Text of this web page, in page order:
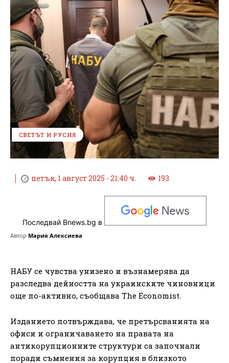
СВЕТЪТ И РУСИЯ
петък, 1 август 2025 - 21:40 ч. 193
Последвай Bnews.bg в
Автор Мария Алексиева
НАБУ се чувства унизено и възнамерява да
разследва дейността на украинските чиновници
още по-активно, съобщава The Economist.
Изданието потвърждава, че претърсванията на
офиси и ограничаването на правата на
антикорупционните структури са започнали
поради съмнения за корупция в близкото